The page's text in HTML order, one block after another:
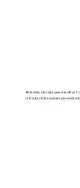
Además, declara que nuestras
la traducción es una